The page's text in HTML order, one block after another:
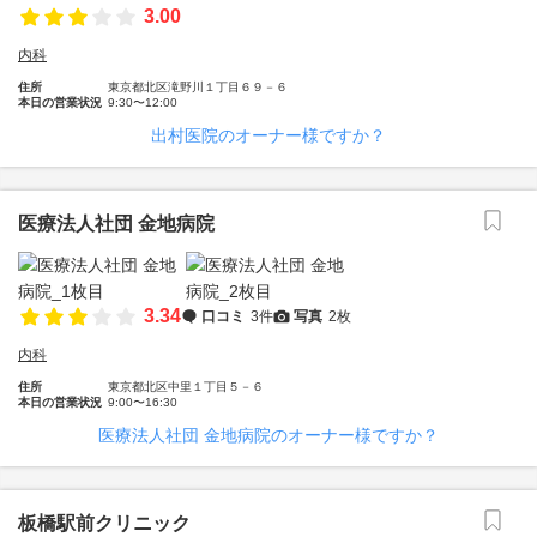
3.00
内科
住所
東京都北区滝野川１丁目６９－６
本日の営業状況 9:30〜12:00
出村医院のオーナー様ですか？
医療法人社団 金地病院
3.34 口コミ 3件 写真 2枚
内科
住所
東京都北区中里１丁目５－６
本日の営業状況 9:00〜16:30
医療法人社団 金地病院のオーナー様ですか？
板橋駅前クリニック